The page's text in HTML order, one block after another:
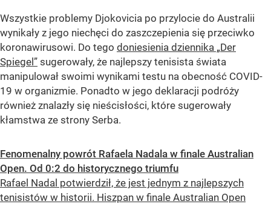
Wszystkie problemy Djokovicia po przylocie do Australii
wynikały z jego niechęci do zaszczepienia się przeciwko
koronawirusowi. Do tego doniesienia dziennika „Der
Spiegel” sugerowały, że najlepszy tenisista świata
manipulował swoimi wynikami testu na obecność COVID-
19 w organizmie. Ponadto w jego deklaracji podróży
również znalazły się nieścisłości, które sugerowały
kłamstwa ze strony Serba.
Fenomenalny powrót Rafaela Nadala w finale Australian
Open. Od 0:2 do historycznego triumfu
Rafael Nadal potwierdził, że jest jednym z najlepszych
tenisistów w historii. Hiszpan w finale Australian Open